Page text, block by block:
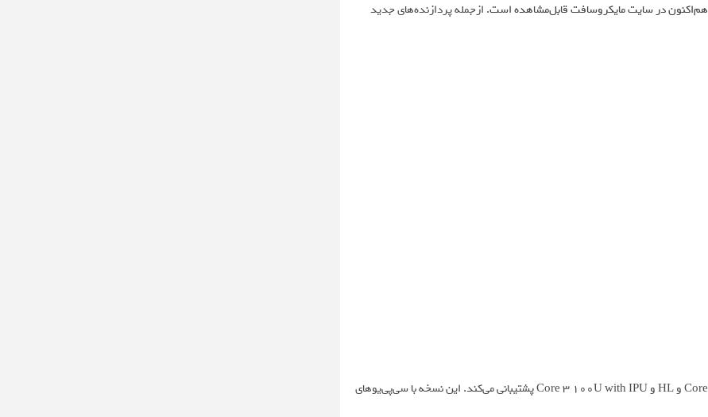
هم‌اکنون در سایت مایکروسافت قابل‌مشاهده است. ازجمله پردازنده‌های جدید
میان محصولات جدید اینتل، ویندوز 11 24H2 حالا از سری رپتور لیک Core UL و HL و Core 3 100U with IPU پشتیبانی می‌کند. این نسخه با سی‌پی‌یوهای